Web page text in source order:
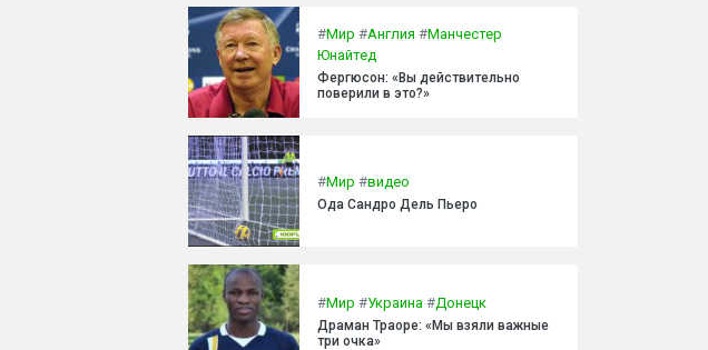
#Мир #Англия #Манчестер
Юнайтед
Фергюсон: «Вы действительно
поверили в это?»
#Мир #видео
Ода Сандро Дель Пьеро
#Мир #Украина #Донецк
Драман Траоре: «Мы взяли важные
три очка»